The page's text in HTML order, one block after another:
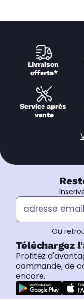
Livraison
offerte*
Service après
vente
Ou
Téléchargez
Profitez
commande, de
encore.